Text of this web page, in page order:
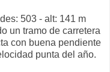
503 - alt: 141 m
un tramo de carretera
con buena pendiente
punta del año.